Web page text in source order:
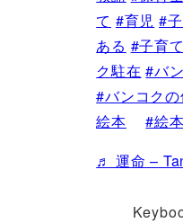
て #育児 #
ある #子育
ク駐在 #バ
#バンコク
絵本
#絵
♬ 運命 –